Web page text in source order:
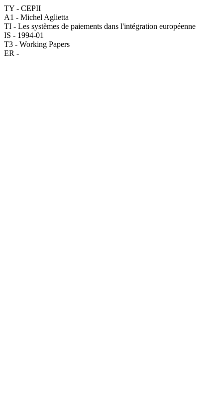
TY - CEPII
A1 - Michel Aglietta
TI - Les systèmes de paiements dans l'intégration européenne
IS - 1994-01
T3 - Working Papers
ER -